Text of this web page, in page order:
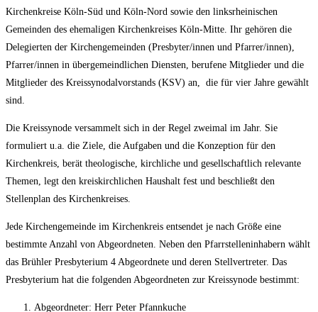
Kirchenkreise Köln-Süd und Köln-Nord sowie den linksrheinischen
Gemeinden des ehemaligen Kirchenkreises Köln-Mitte. Ihr gehören die
Delegierten der Kirchengemeinden (Presbyter/innen und Pfarrer/innen),
Pfarrer/innen in übergemeindlichen Diensten, berufene Mitglieder und die
Mitglieder des Kreissynodalvorstands (KSV) an, die für vier Jahre gewählt
sind.
Die Kreissynode versammelt sich in der Regel zweimal im Jahr. Sie
formuliert u.a. die Ziele, die Aufgaben und die Konzeption für den
Kirchenkreis, berät theologische, kirchliche und gesellschaftlich relevante
Themen, legt den kreiskirchlichen Haushalt fest und beschließt den
Stellenplan des Kirchenkreises.
Jede Kirchengemeinde im Kirchenkreis entsendet je nach Größe eine
bestimmte Anzahl von Abgeordneten. Neben den Pfarrstelleninhabern wählt
das Brühler Presbyterium 4 Abgeordnete und deren Stellvertreter. Das
Presbyterium hat die folgenden Abgeordneten zur Kreissynode bestimmt:
Abgeordneter: Herr Peter Pfannkuche